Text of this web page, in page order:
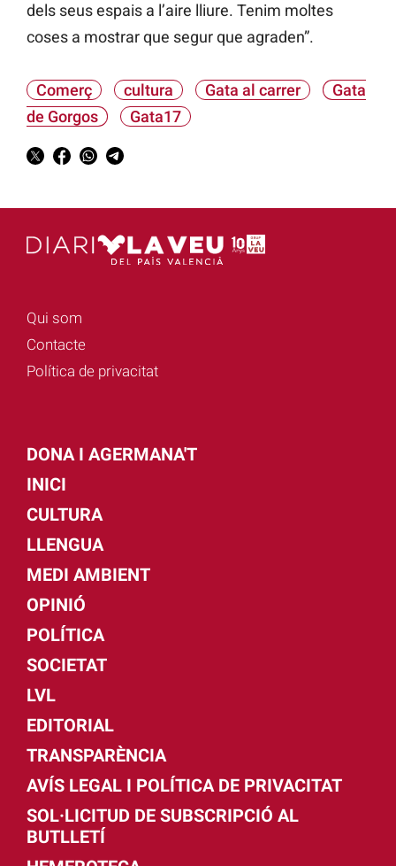
dels seus espais a l’aire lliure. Tenim moltes
coses a mostrar que segur que agraden”.
Comerç cultura Gata al carrer
Gata
de Gorgos
Gata17
Qui som
Contacte
Política de privacitat
DONA I AGERMANA'T
INICI
CULTURA
LLENGUA
MEDI AMBIENT
OPINIÓ
POLÍTICA
SOCIETAT
LVL
EDITORIAL
TRANSPARÈNCIA
AVÍS LEGAL I POLÍTICA DE PRIVACITAT
SOL·LICITUD DE SUBSCRIPCIÓ AL
BUTLLETÍ